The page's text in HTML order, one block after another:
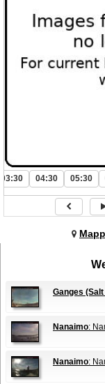
03:30 04:30 05:30
Ganges
Nanaimo:
Nanaimo: